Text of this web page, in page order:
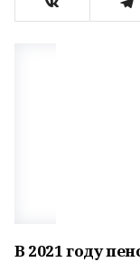
В 2021 году